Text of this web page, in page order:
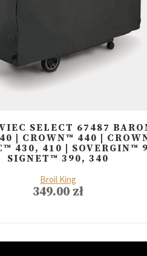
SELECT 67487
| CROWN™ 440 |
430, 410 | SOVERGIN™
SIGNET™ 390, 340
Broil King
349.00 zł